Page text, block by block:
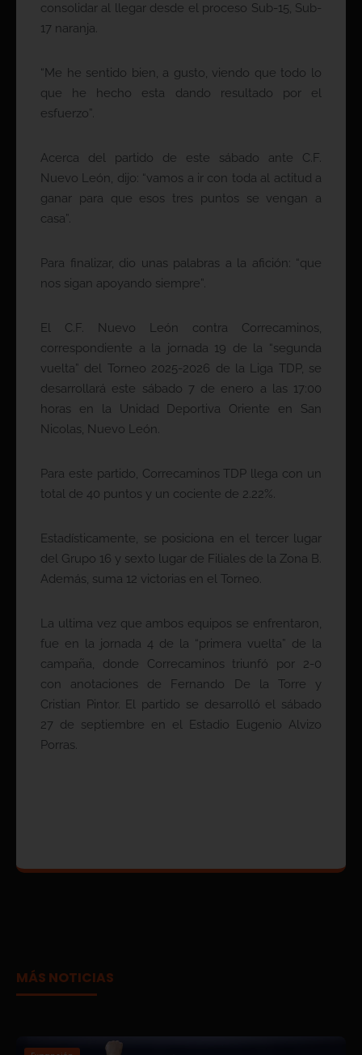
consolidar al llegar desde el proceso Sub-15, Sub-
17 naranja.
“Me he sentido bien, a gusto, viendo que todo lo
que he hecho esta dando resultado por el
esfuerzo”.
Acerca del partido de este sábado ante C.F.
Nuevo León, dijo: “vamos a ir con toda al actitud a
ganar para que esos tres puntos se vengan a
casa”.
Para finalizar, dio unas palabras a la afición: “que
nos sigan apoyando siempre”.
El C.F. Nuevo León contra Correcaminos,
correspondiente a la jornada 19 de la “segunda
vuelta” del Torneo 2025-2026 de la Liga TDP, se
desarrollará este sábado 7 de enero a las 17:00
horas en la Unidad Deportiva Oriente en San
Nicolas, Nuevo León.
Para este partido, Correcaminos TDP llega con un
total de 40 puntos y un cociente de 2.22%.
Estadísticamente, se posiciona en el tercer lugar
del Grupo 16 y sexto lugar de Filiales de la Zona B.
Además, suma 12 victorias en el Torneo.
La ultima vez que ambos equipos se enfrentaron,
fue en la jornada 4 de la “primera vuelta” de la
campaña, donde Correcaminos triunfó por 2-0
con anotaciones de Fernando De la Torre y
Cristian Pintor. El partido se desarrolló el sábado
27 de septiembre en el Estadio Eugenio Alvizo
Porras.
MÁS NOTICIAS